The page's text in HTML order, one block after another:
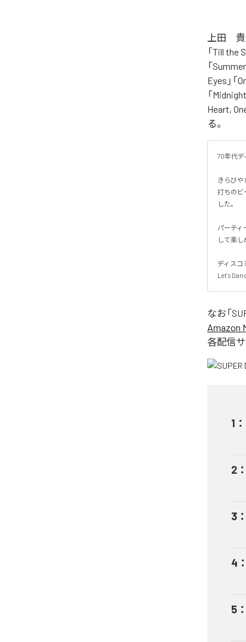
上田 貴
「Till the
「
Eyes」「
「
Heart,
る。
70年代デ
きらびや
打ちのビ
した。
パーテ
して楽し
ディスコ
Let's
なお「
Amazon
各配信
1 ：
2 ：
3 ：
4 ：
5 ：